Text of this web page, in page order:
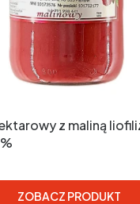
z maliną
ZOBACZ PRODUKT